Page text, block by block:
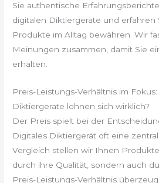
Sie authentische
digitalen Diktiergeräte und erfahren
Produkte im Alltag bewähren. Wir
Meinungen zusammen, damit Sie
erhalten.
Preis-Leistungs-Verhältnis im
Diktiergeräte lohnen sich wirklich?
Der Preis spielt bei der
Digitales Diktiergerät oft eine
Vergleich stellen wir Ihnen
durch ihre Qualität, sondern auch
Preis-Leistungs-Verhältnis